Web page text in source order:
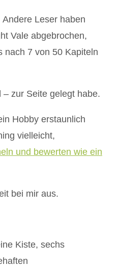
Leser haben
Vale abgebrochen,
nach 7 von 50 Kapiteln
zur Seite gelegt habe.
Hobby erstaunlich
vielleicht,
und bewerten wie ein
bei mir aus.
Kiste, sechs